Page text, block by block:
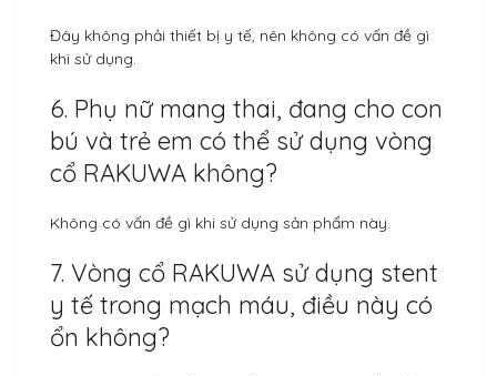
Đây không phải thiết bị y tế, nên không có vấn đề gì
khi sử dụng.
6. Phụ nữ mang thai, đang cho con
bú và trẻ em có thể sử dụng vòng
cổ RAKUWA không?
Không có vấn đề gì khi sử dụng sản phẩm này.
7. Vòng cổ RAKUWA sử dụng stent
y tế trong mạch máu, điều này có
ổn không?